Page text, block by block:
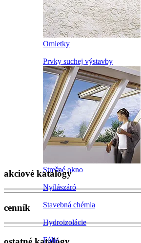
Omietky
Prvky suchej výstavby
Strešné okno
Nyílászáró
Stavebná chémia
Hydroizolácie
Fólie
akciové katalógy
cenník